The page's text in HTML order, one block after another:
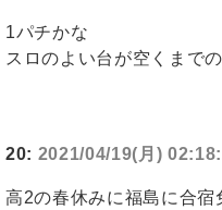
1パチかな
スロのよい台が空くまで
20: 2021/04/19(月)
高2の春休みに福島に合宿